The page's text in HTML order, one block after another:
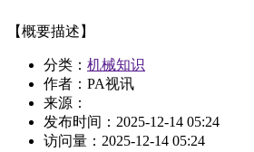
【概要描述】
分类： 机械知识
作者：PA视讯
来源：
发布时间： 2025-12-14 05:24
访问量： 2025-12-14 05:24